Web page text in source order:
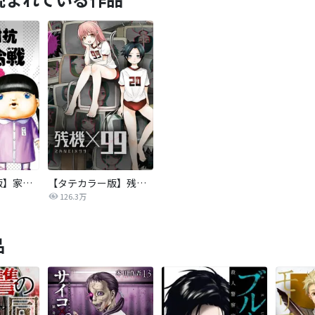
【タテカラー版】家族対抗殺戮合戦 【タテカラー版】残機×99
126.3万